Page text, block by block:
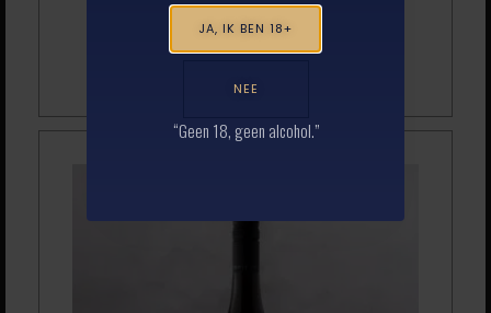
TOEVOEGEN AAN WINKELWAGEN
JA, IK BEN 18+
NEE
“Geen 18, geen alcohol.”